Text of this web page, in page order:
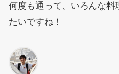
何度も通って、いろんな料
たいですね！